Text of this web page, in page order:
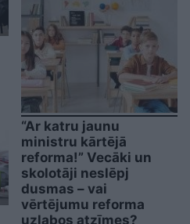
“Ar katru jaunu
ministru kārtējā
reforma!” Vecāki un
skolotāji neslēpj
dusmas – vai
vērtējumu reforma
uzlabos atzīmes?